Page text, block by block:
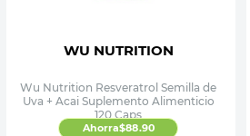
WU NUTRITION
Wu Nutrition Resveratrol Semilla de
Uva + Acai Suplemento Alimenticio
120 Caps
Ahorra$88.90